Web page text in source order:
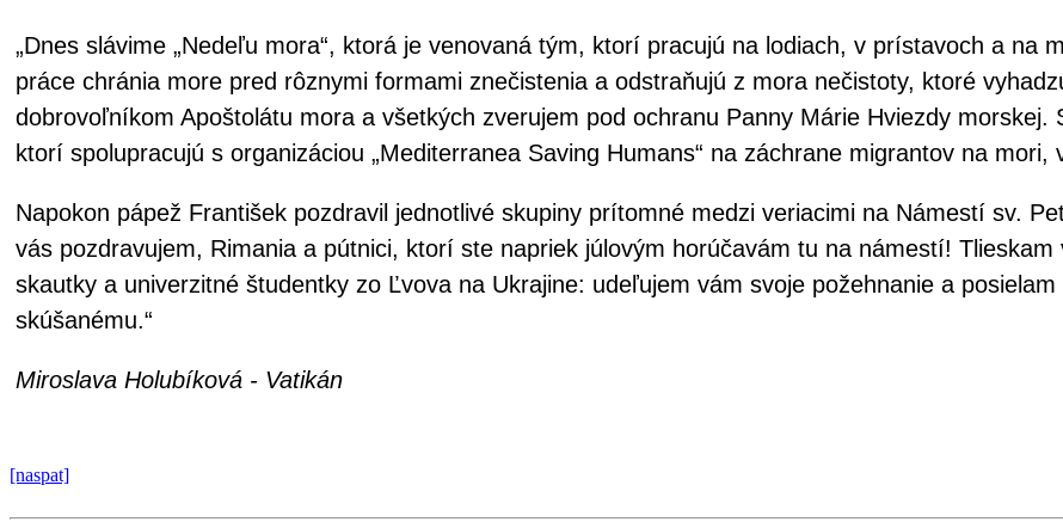
„Dnes slávime „Nedeľu mora“, ktorá je venovaná tým, ktorí pracujú na lodiach, v prístavoch a na
práce chránia more pred rôznymi formami znečistenia a odstraňujú z mora nečistoty, ktoré
dobrovoľníkom Apoštolátu mora a všetkých zverujem pod ochranu Panny Márie Hviezdy
ktorí spolupracujú s organizáciou „Mediterranea Saving Humans“ na záchrane migrantov na
Napokon pápež František pozdravil jednotlivé skupiny prítomné medzi veriacimi na Námestí sv.
vás pozdravujem, Rimania a pútnici, ktorí ste napriek júlovým horúčavám tu na námestí!
skautky a univerzitné študentky zo Ľvova na Ukrajine: udeľujem vám svoje požehnanie a
skúšanému.“
Miroslava Holubíková - Vatikán
[naspat]